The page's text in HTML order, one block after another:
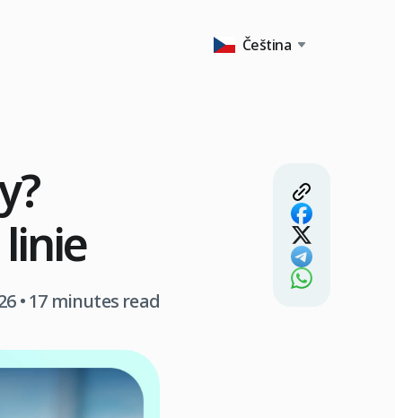
Čeština
• 17 minutes read